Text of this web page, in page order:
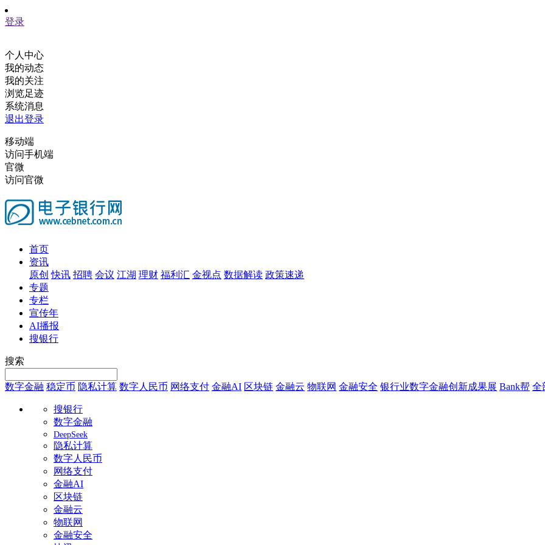
登录
个人中心
我的动态
我的关注
浏览足迹
系统消息
退出登录
移动端
访问手机端
官微
访问官微
首页
资讯
原创 快讯 招聘 会议 江湖 理财 福利汇 金视点 数据解读 政策速递
专题
专栏
宣传年
AI播报
搜银行
搜索
数字金融 稳定币 隐私计算 数字人民币 网络支付 金融AI 区块链 金融云 物联网 金融安全 银行业数字金融创新成果展 Bank帮 全
搜银行
数字金融
DeepSeek
隐私计算
数字人民币
网络支付
金融AI
区块链
金融云
物联网
金融安全